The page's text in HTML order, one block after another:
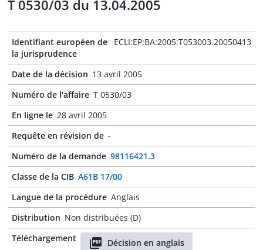
T 0530/03 du 13.04.2005
Identifiant européen de
la jurisprudence
ECLI:EP:BA:2005:T053003.20050413
Date de la décision 13 avril 2005
Numéro de l'affaire T 0530/03
En ligne le 28 avril 2005
Requête en révision de -
Numéro de la demande 98116421.3
Classe de la CIB A61B 17/00
Langue de la procédure Anglais
Distribution Non distribuées (D)
Téléchargement
Décision en anglais